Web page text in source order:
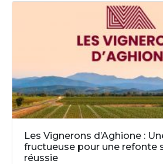
Les Vignerons d’Aghione :
fructueuse pour une refonte
réussie